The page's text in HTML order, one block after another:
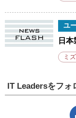
ユ
日
ミ
IT Leadersをフォ